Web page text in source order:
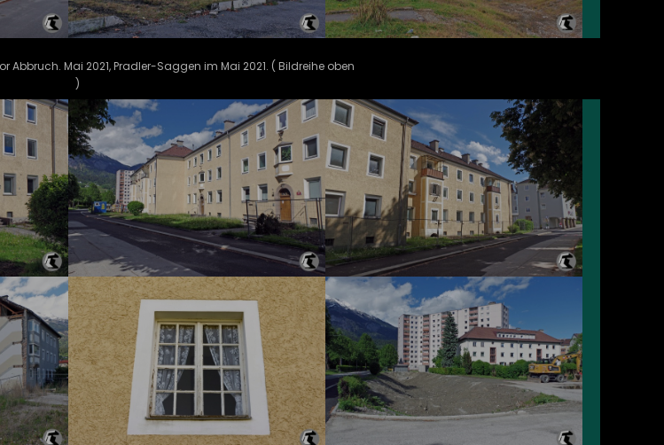
Abbruch. Mai 2021, Pradler-Saggen im Mai 2021. ( Bildreihe oben
)